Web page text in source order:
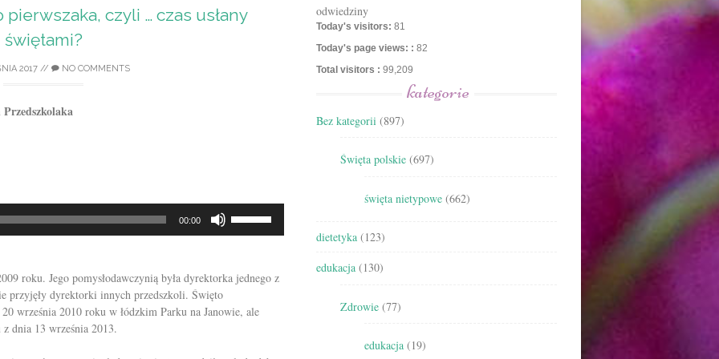
czyli … czas usłany
świętami?
2017 // NO COMMENTS
00:00
dołu
zwiększyć
roku. Jego pomysłodawczynią była dyrektorka jednego z
przyjęły dyrektorki innych przedszkoli. Święto
września 2010 roku w łódzkim Parku na Janowie, ale
z dnia 13 września 2013.
odwiedziny
Today's visitors: 81
Today's page views: : 82
Total visitors : 99,209
kategorie
Bez kategorii (897)
Święta polskie (697)
święta nietypowe (662)
dietetyka (123)
edukacja (130)
Zdrowie (77)
edukacja (19)